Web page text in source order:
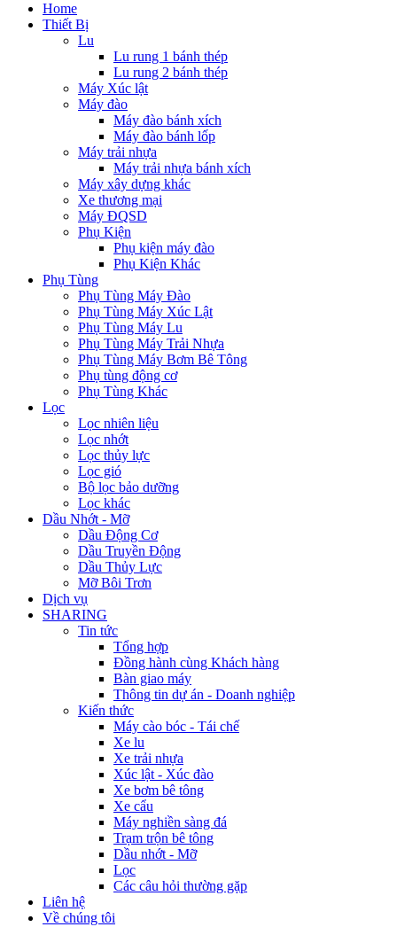
Home
Thiết Bị
Lu
Lu rung 1 bánh thép
Lu rung 2 bánh thép
Máy Xúc lật
Máy đào
Máy đào bánh xích
Máy đào bánh lốp
Máy trải nhựa
Máy trải nhựa bánh xích
Máy xây dựng khác
Xe thương mại
Máy ĐQSD
Phụ Kiện
Phụ kiện máy đào
Phụ Kiện Khác
Phụ Tùng
Phụ Tùng Máy Đào
Phụ Tùng Máy Xúc Lật
Phụ Tùng Máy Lu
Phụ Tùng Máy Trải Nhựa
Phụ Tùng Máy Bơm Bê Tông
Phụ tùng động cơ
Phụ Tùng Khác
Lọc
Lọc nhiên liệu
Lọc nhớt
Lọc thủy lực
Lọc gió
Bộ lọc bảo dưỡng
Lọc khác
Dầu Nhớt - Mỡ
Dầu Động Cơ
Dầu Truyền Động
Dầu Thủy Lực
Mỡ Bôi Trơn
Dịch vụ
SHARING
Tin tức
Tổng hợp
Đồng hành cùng Khách hàng
Bàn giao máy
Thông tin dự án - Doanh nghiệp
Kiến thức
Máy cào bóc - Tái chế
Xe lu
Xe trải nhựa
Xúc lật - Xúc đào
Xe bơm bê tông
Xe cẩu
Máy nghiền sàng đá
Trạm trộn bê tông
Dầu nhớt - Mỡ
Lọc
Các câu hỏi thường gặp
Liên hệ
Về chúng tôi